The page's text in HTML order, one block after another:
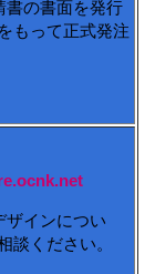
書の書面を発行
もって正式発注
ザインについ
談ください。